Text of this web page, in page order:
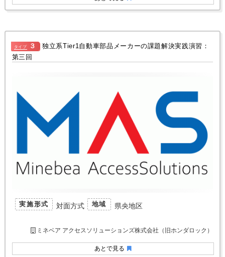
タイプ ３
独立系Tier1自動車部品メーカーの課題解決実践演習：
第三回
あとで見る
実施形式 対面方式 地域 県央地区
ミネベア アクセスソリューションズ株式会社（旧ホンダロック）